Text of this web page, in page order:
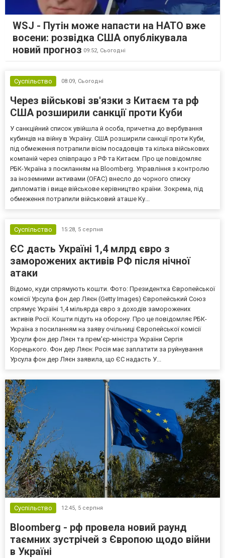
WSJ - Путін може напасти на НАТО вже
восени: розвідка США опублікувала
новий прогноз 09:52, Сьогодні
Суспільство 08:09, Сьогодні
Через військові зв'язки з Китаєм та рф
США розширили санкції проти Куби
У санкційний список увійшла й особа, причетна до вербування
кубинців на війну в Україну. США розширили санкції проти Куби,
під обмеження потрапили вісім посадовців та кілька військових
компаній через співпрацю з РФ та Китаєм. Про це повідомляє
РБК-Україна з посиланням на Bloomberg. Управління з контролю
за іноземними активами (OFAC) внесло до чорного списку
дипломатів і вище військове керівництво країни. Зокрема, під
обмеження потрапили військовий аташе Ку...
Суспільство 15:28, 5 серпня
ЄС дасть Україні 1,4 млрд євро з
заморожених активів РФ після нічної
атаки
Відомо, куди спрямують кошти. Фото: Президентка Європейської
комісії Урсула фон дер Ляєн (Getty Images) Європейський Союз
спрямує Україні 1,4 мільярда євро з доходів заморожених
активів Росії. Кошти підуть на оборону. Про це повідомляє РБК-
Україна з посиланням на заяву очільниці Європейської комісії
Урсули фон дер Ляєн та прем'єр-міністра України Сергія
Корецького. Фон дер Ляєн: Росія має заплатити за руйнування
Урсула фон дер Ляєн заявила, що ЄС надасть У...
Суспільство 12:45, 5 серпня
Bloomberg - рф провела новий раунд
таємних зустрічей з Європою щодо війни
в Україні